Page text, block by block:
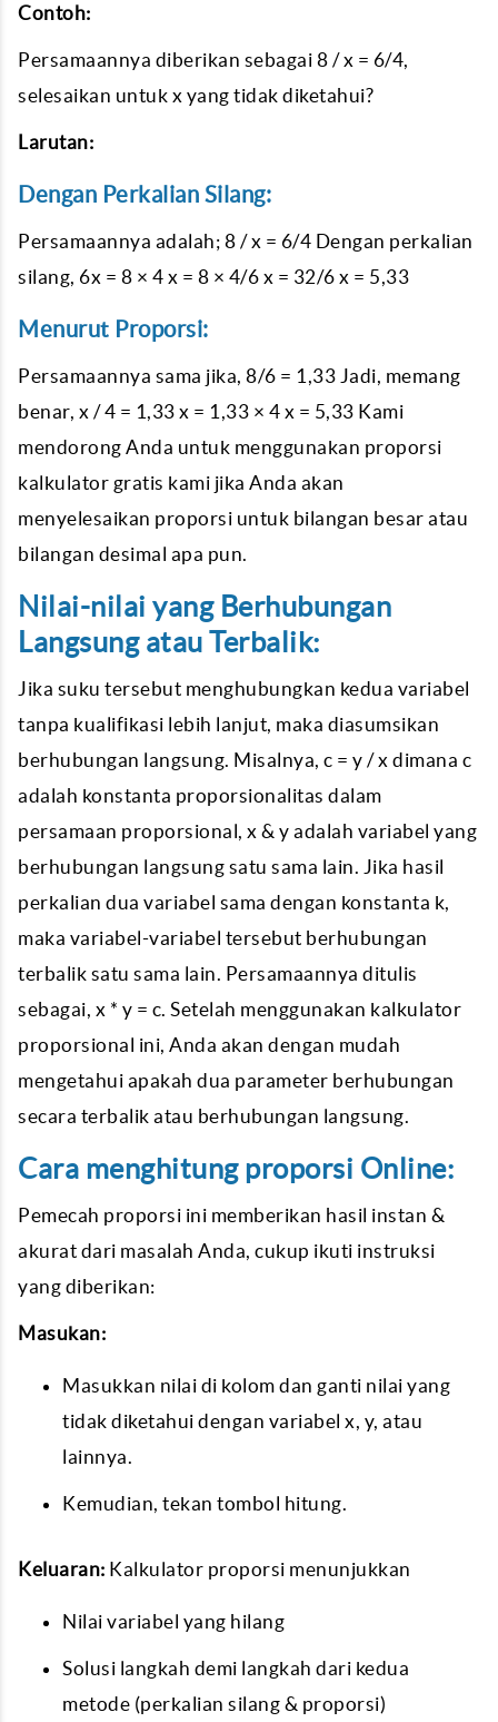
Contoh:
Persamaannya diberikan sebagai 8 / x = 6/4,
selesaikan untuk x yang tidak diketahui?
Larutan:
Dengan Perkalian Silang:
Persamaannya adalah; 8 / x = 6/4 Dengan perkalian
silang, 6x = 8 × 4 x = 8 × 4/6 x = 32/6 x = 5,33
Menurut Proporsi:
Persamaannya sama jika, 8/6 = 1,33 Jadi, memang
benar, x / 4 = 1,33 x = 1,33 × 4 x = 5,33 Kami
mendorong Anda untuk menggunakan proporsi
kalkulator gratis kami jika Anda akan
menyelesaikan proporsi untuk bilangan besar atau
bilangan desimal apa pun.
Nilai-nilai yang Berhubungan
Langsung atau Terbalik:
Jika suku tersebut menghubungkan kedua variabel
tanpa kualifikasi lebih lanjut, maka diasumsikan
berhubungan langsung. Misalnya, c = y / x dimana c
adalah konstanta proporsionalitas dalam
persamaan proporsional, x & y adalah variabel yang
berhubungan langsung satu sama lain. Jika hasil
perkalian dua variabel sama dengan konstanta k,
maka variabel-variabel tersebut berhubungan
terbalik satu sama lain. Persamaannya ditulis
sebagai, x * y = c. Setelah menggunakan kalkulator
proporsional ini, Anda akan dengan mudah
mengetahui apakah dua parameter berhubungan
secara terbalik atau berhubungan langsung.
Cara menghitung proporsi Online:
Pemecah proporsi ini memberikan hasil instan &
akurat dari masalah Anda, cukup ikuti instruksi
yang diberikan:
Masukan:
Masukkan nilai di kolom dan ganti nilai yang
tidak diketahui dengan variabel x, y, atau
lainnya.
Kemudian, tekan tombol hitung.
Keluaran: Kalkulator proporsi menunjukkan
Nilai variabel yang hilang
Solusi langkah demi langkah dari kedua
metode (perkalian silang & proporsi)